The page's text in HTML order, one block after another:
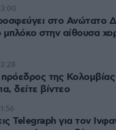
στο Ανώτατο
μπλόκο στην αίθουσα
της
δείτε βίντεο
Telegraph για τον